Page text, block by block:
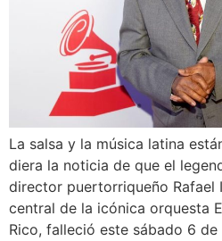
La salsa y la música latina
diera la noticia de que el
director puertorriqueño Rafael
central de la icónica orquesta
Rico, falleció este sábado 6